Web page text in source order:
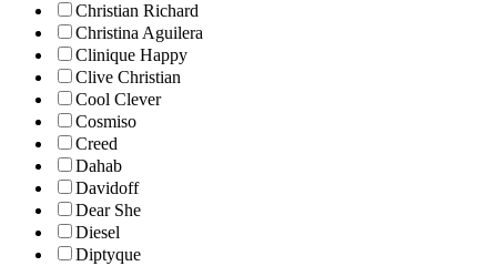
Christian Richard
Christina Aguilera
Clinique Happy
Clive Christian
Cool Clever
Cosmiso
Creed
Dahab
Davidoff
Dear She
Diesel
Diptyque